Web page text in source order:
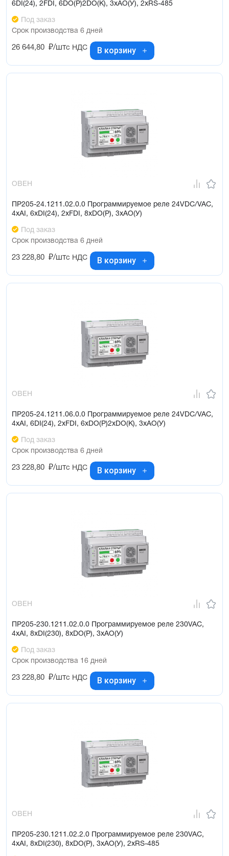
6DI(24), 2FDI, 6DO(Р)2DO(K), 3xAO(У), 2xRS-485
Под заказ
Срок производства 6 дней
26 644,80 ₽/штс НДС В корзину
ОВЕН
ПР205-24.1211.02.0.0 Программируемое реле 24VDC/VAC,
4xAI, 6xDI(24), 2xFDI, 8xDO(Р), 3xAO(У)
Под заказ
Срок производства 6 дней
23 228,80 ₽/штс НДС В корзину
ОВЕН
ПР205-24.1211.06.0.0 Программируемое реле 24VDC/VAC,
4xAI, 6DI(24), 2xFDI, 6xDO(Р)2xDO(K), 3xAO(У)
Под заказ
Срок производства 6 дней
23 228,80 ₽/штс НДС В корзину
ОВЕН
ПР205-230.1211.02.0.0 Программируемое реле 230VAC,
4xAI, 8xDI(230), 8xDO(Р), 3xAO(У)
Под заказ
Срок производства 16 дней
23 228,80 ₽/штс НДС В корзину
ОВЕН
ПР205-230.1211.02.2.0 Программируемое реле 230VAC,
4xAI, 8xDI(230), 8xDO(Р), 3xAO(У), 2хRS-485